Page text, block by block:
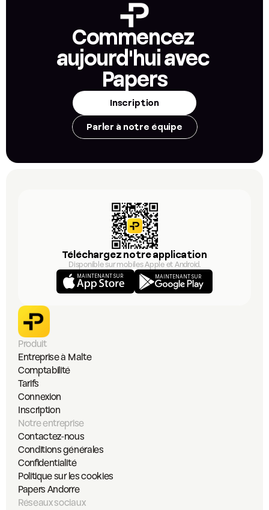
Commencez
aujourd'hui avec
Papers
Inscription
Parler à notre équipe
Téléchargez notre application
Disponible sur mobiles Apple et Android.
MAINTENANT SUR MAINTENANT SUR
Produit
Entreprise à Malte
Comptabilité
Tarifs
Connexion
Inscription
Notre entreprise
Contactez-nous
Conditions générales
Confidentialité
Politique sur les cookies
Papers Andorre
Réseaux sociaux